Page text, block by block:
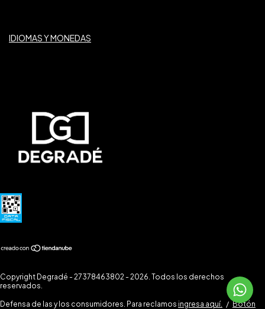
IDIOMAS Y MONEDAS
Copyright Degradé - 27378463802 - 2026. Todos los derechos
reservados.
Defensa de las y los consumidores. Para reclamos ingresa aquí. / Botón